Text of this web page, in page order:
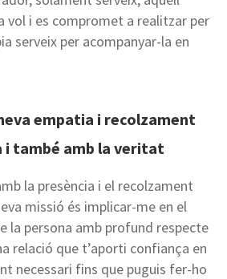
vol i es compromet a realitzar per
serveix per acompanyar-la en
empatia i recolzament
i també amb la veritat
la presència i el recolzament
missió és implicar-me en el
la persona amb profund respecte
relació que t’aporti confiança en
necessari fins que puguis fer-ho